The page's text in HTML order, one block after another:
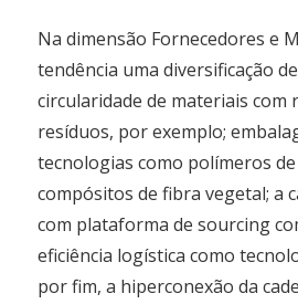
Na dimensão Fornecedores e
tendência uma diversificação
circularidade de materiais com
resíduos, por exemplo;
tecnologias como polímeros
compósitos de fibra vegetal; a
com plataforma de sourcing
eficiência logística como
por fim, a hiperconexão da